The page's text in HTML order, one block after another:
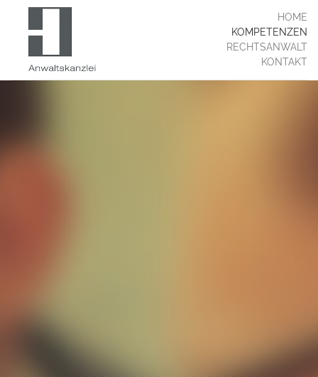
HOME
KOMPETENZEN
RECHTSANWALT
KONTAKT